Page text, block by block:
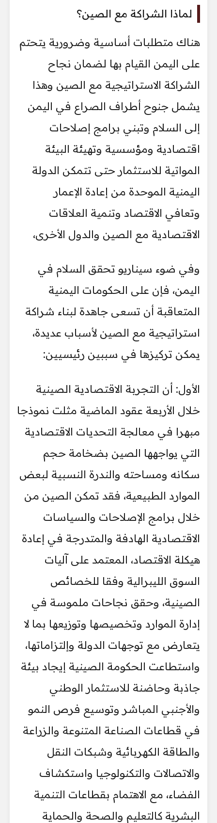
لماذا الشراكة مع الصين؟
هناك متطلبات أساسية وضرورية يتحتم
على اليمن القيام بها لضمان نجاح
الشراكة الاستراتيجية مع الصين وهذا
يشمل جنوح أطراف الصراع في اليمن
إلى السلام وتبني برامج إصلاحات
اقتصادية ومؤسسية وتهيئة البيئة
المواتية للاستثمار حتى تتمكن الدولة
اليمنية الموحدة من إعادة الإعمار
وتعافي الاقتصاد وتنمية العلاقات
الاقتصادية مع الصين والدول الأخرى،
وفي ضوء سيناريو تحقق السلام في
اليمن، فإن على الحكومات اليمنية
المتعاقبة أن تسعى جاهدة لبناء شراكة
استراتيجية مع الصين لأسباب عديدة،
يمكن تركيزها في سببين رئيسيين:
الأول: أن التجربة الاقتصادية الصينية
خلال الأربعة عقود الماضية مثلت نموذجا
مبهرا في معالجة التحديات الاقتصادية
التي يواجهها الصين بضخامة حجم
سكانه ومساحته والندرة النسبية لبعض
الموارد الطبيعية، فقد تمكن الصين من
خلال برامج الإصلاحات والسياسات
الاقتصادية الهادفة والمتدرجة في إعادة
هيكلة الاقتصاد، المعتمد على آليات
السوق الليبرالية وفقا للخصائص
الصينية، وحقق نجاحات ملموسة في
إدارة الموارد وتخصيصها وتوزيعها بما لا
يتعارض مع توجهات الدولة وإلتزاماتها،
واستطاعت الحكومة الصينية إيجاد بيئة
جاذبة وحاضنة للاستثمار الوطني
والأجنبي المباشر وتوسيع فرص النمو
في قطاعات الصناعة المتنوعة والزراعة
والطاقة الكهربائية وشبكات النقل
والاتصالات والتكنولوجيا واستكشاف
الفضاء، مع الاهتمام بقطاعات التنمية
البشرية كالتعليم والصحة والحماية